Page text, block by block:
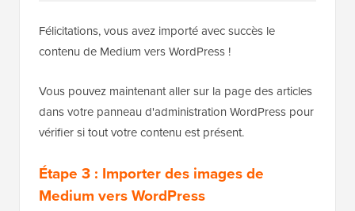
Félicitations, vous avez importé avec succès le
contenu de Medium vers WordPress !
Vous pouvez maintenant aller sur la page des articles
dans votre panneau d'administration WordPress pour
vérifier si tout votre contenu est présent.
Étape 3 : Importer des images de
Medium vers WordPress